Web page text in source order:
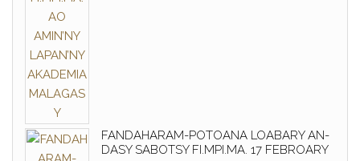
FANDAHARAM-POTOANA LOABARY AN-
DASY SABOTSY FI.MPI.MA. 17 FEBROARY